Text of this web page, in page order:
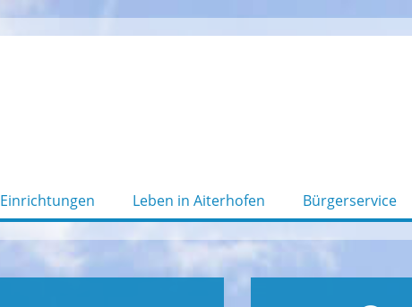
Einrichtungen Leben in Aiterhofen Bürgerservice